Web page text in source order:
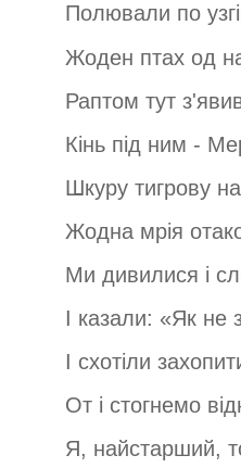
Полювали по
Жоден птах од
Раптом тут
Кінь під ним -
Шкуру тигрову
Жодна мрія
Ми дивилися і
І казали: «Як не
І схотіли
От і стогнемо
Я, найстарший,